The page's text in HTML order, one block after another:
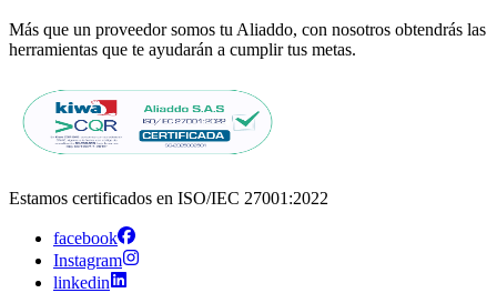
Más que un proveedor somos tu Aliaddo, con nosotros obtendrás las
herramientas que te ayudarán a cumplir tus metas.
Estamos certificados en ISO/IEC 27001:2022
facebook
Instagram
linkedin